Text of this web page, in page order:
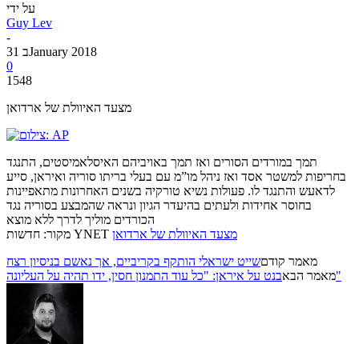
על ידי
Guy Lev
-
31 בJanuary 2018
0
1548
מצעד האיוולת של ארדואן
תמך במורדים הסורים ואז תמך באויביהם האיסלאמיסטים, התנגד
בחריפות למשטר אסד ואז ניהל מו”מ עם בעלי בריתו סוריה ואיראן, סייע
לדאעש והתנגד לו. פעולות נשיא טורקיה בשנים האחרונות מתאפיינות
בחוסר אחידות ולעתים בהיעדר הגיון ונראה שהמבצע בסוריה נגד
הכורדים מוליך לדרך ללא מוצא
מקור: חדשות YNET מצעד האיוולת של ארדואן
מאמר קודםשייט ישראלי הותקף בקריביים, אך נאשם בניסיון רצח
מאמר הבאבנט על איראן: "כל עוד התמנון חסין, ידו תהיה על העליונה"